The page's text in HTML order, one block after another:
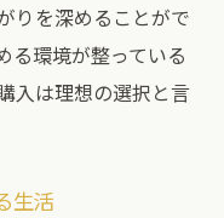
りを深めることがで
る環境が整っている
入は理想の選択と言
生活